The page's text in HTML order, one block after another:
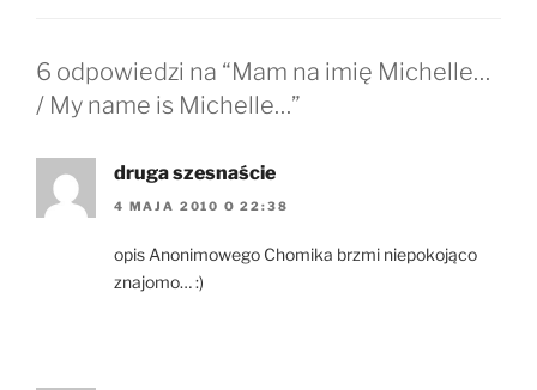
6 odpowiedzi na “Mam na imię Michelle…
/ My name is Michelle…”
druga szesnaście
4 MAJA 2010 O 22:38
opis Anonimowego Chomika brzmi niepokojąco
znajomo… :)